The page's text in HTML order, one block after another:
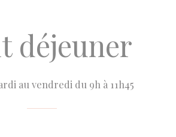
déjeuner
au vendredi du 9h à 11h45